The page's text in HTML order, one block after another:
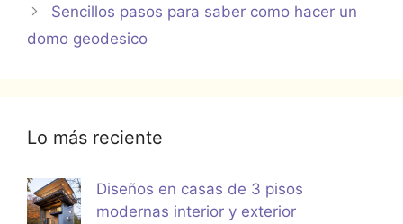
Sencillos pasos para saber como hacer un
domo geodesico
Lo más reciente
Diseños en casas de 3 pisos
modernas interior y exterior